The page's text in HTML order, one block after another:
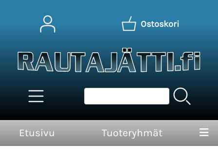
Ostoskori
Etusivu Tuoteryhmät